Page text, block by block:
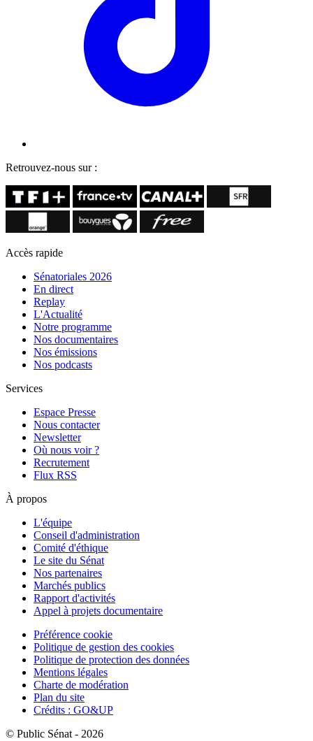
Retrouvez-nous sur :
Accès rapide
Sénatoriales 2026
En direct
Replay
L'Actualité
Notre programme
Nos documentaires
Nos émissions
Nos podcasts
Services
Espace Presse
Nous contacter
Newsletter
Où nous voir ?
Recrutement
Flux RSS
À propos
L'équipe
Conseil d'administration
Comité d'éthique
Le site du Sénat
Nos partenaires
Marchés publics
Rapport d'activités
Appel à projets documentaire
Préférence cookie
Politique de gestion des cookies
Politique de protection des données
Mentions légales
Charte de modération
Plan du site
Crédits : GO&UP
© Public Sénat - 2026